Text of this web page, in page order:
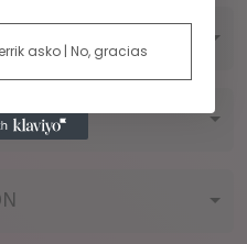
asko | No, gracias